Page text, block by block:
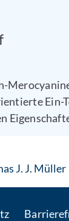
Ein-
J. J. Müller